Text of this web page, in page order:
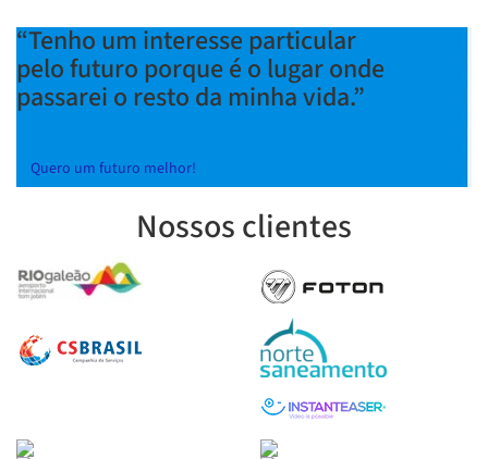
“Tenho um interesse particular
pelo futuro porque é o lugar onde
passarei o resto da minha vida.”
Quero um futuro melhor!
Nossos clientes